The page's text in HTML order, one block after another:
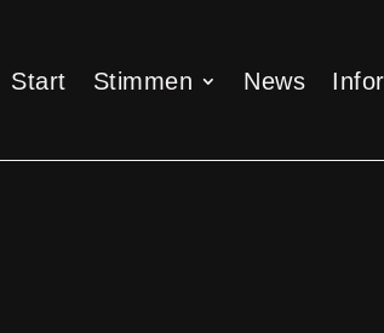
Start Stimmen News
Start Stimmen News